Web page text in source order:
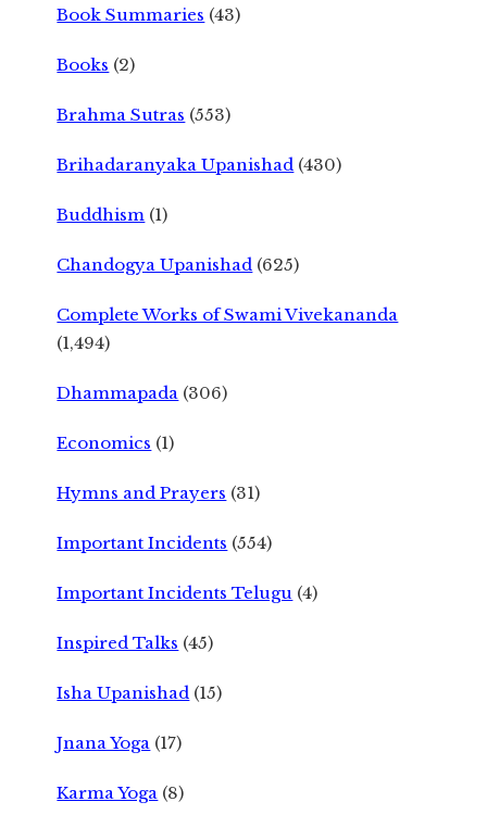
Book Summaries (43)
Books (2)
Brahma Sutras (553)
Brihadaranyaka Upanishad (430)
Buddhism (1)
Chandogya Upanishad (625)
Complete Works of Swami Vivekananda
(1,494)
Dhammapada (306)
Economics (1)
Hymns and Prayers (31)
Important Incidents (554)
Important Incidents Telugu (4)
Inspired Talks (45)
Isha Upanishad (15)
Jnana Yoga (17)
Karma Yoga (8)